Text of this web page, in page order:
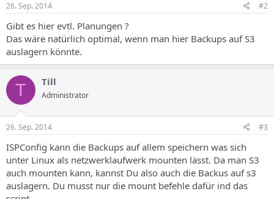
26. Sep. 2014 #2
Gibt es hier evtl. Planungen ?
Das wäre natürlich optimal, wenn man hier Backups auf S3
auslagern könnte.
T Till
Administrator
26. Sep. 2014 #3
ISPConfig kann die Backups auf allem speichern was sich
unter Linux als netzwerklaufwerk mounten lässt. Da man S3
auch mounten kann, kannst Du also auch die Backus auf s3
auslagern. Du musst nur die mount befehle dafür ind das